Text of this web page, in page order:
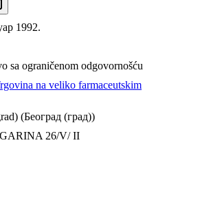
1992.
sa ograničenom odgovornošću
na veliko farmaceutskim
(Београд (град))
26/V/ II